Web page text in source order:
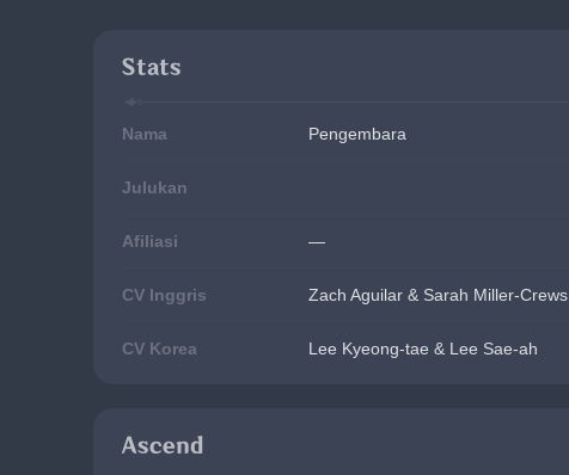
Stats
Nama Pengembara
Julukan
Afiliasi —
CV Inggris Zach Aguilar & Sarah Miller-Crews
CV Korea Lee Kyeong-tae & Lee Sae-ah
Ascend